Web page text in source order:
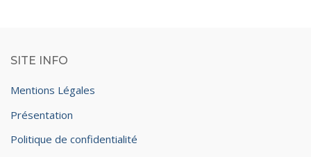
SITE INFO
Mentions Légales
Présentation
Politique de confidentialité